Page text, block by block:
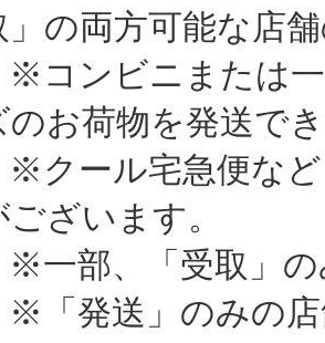
」の両方可能な店
ンビニまたは一
のお荷物を発送で
ール宅急便など
ございます。
部、「受取」の
発送」のみの店